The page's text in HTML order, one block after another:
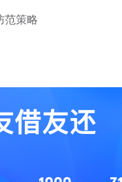
范策略